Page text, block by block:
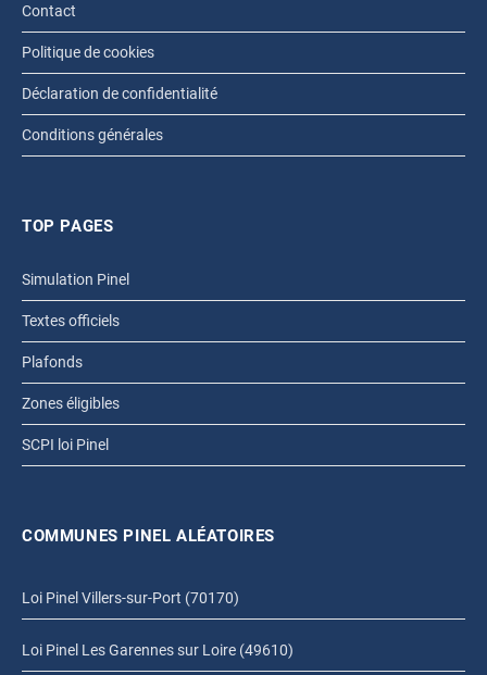
Contact
Politique de cookies
Déclaration de confidentialité
Conditions générales
TOP PAGES
Simulation Pinel
Textes officiels
Plafonds
Zones éligibles
SCPI loi Pinel
COMMUNES PINEL ALÉATOIRES
Loi Pinel Villers-sur-Port (70170)
Loi Pinel Les Garennes sur Loire (49610)